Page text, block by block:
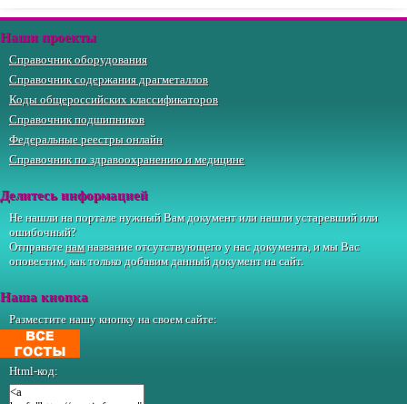
Наши проекты
Справочник оборудования
Справочник содержания драгметаллов
Коды общероссийских классификаторов
Справочник подшипников
Федеральные реестры онлайн
Справочник по здравоохранению и медицине
Делитесь информацией
Не нашли на портале нужный Вам документ или нашли устаревший или
ошибочный?
Отправьтенамназвание отсутствующего у нас документа, и мы Вас
оповестим, как только добавим данный документ на сайт.
Наша кнопка
Разместите нашу кнопку на своем сайте:
Html-код: